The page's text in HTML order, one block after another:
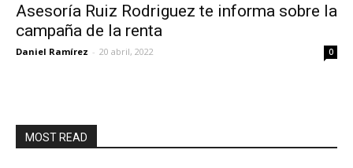
Asesoría Ruiz Rodriguez te informa sobre la
campaña de la renta
Daniel Ramírez - 20 abril, 2022 0
MOST READ